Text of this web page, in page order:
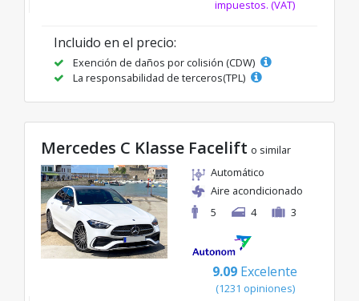
impuestos. (VAT)
Incluido en el precio:
Exención de daños por colisión (CDW)
La responsabilidad de terceros(TPL)
Mercedes C Klasse Facelift o similar
Automático
Aire acondicionado
5
4 3
9.09 Excelente
(1231 opiniones)